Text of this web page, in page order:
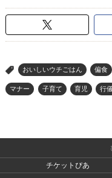
> おいしいウチごはん 偏食
マナー 子育て 育児 行
チケットぴあ